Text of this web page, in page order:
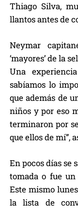
Thiago Silva,
llantos antes de
Neymar
‘mayores’ de la
Una
sabíamos lo
que además de
niños y por eso
terminaron por
que ellos de mí”,
En pocos días se
tomada o fue un
Este mismo
la lista de